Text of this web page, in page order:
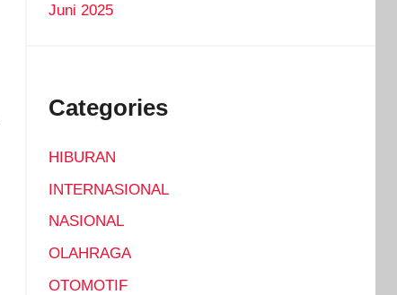
Juni 2025
Categories
HIBURAN
INTERNASIONAL
NASIONAL
OLAHRAGA
OTOMOTIF